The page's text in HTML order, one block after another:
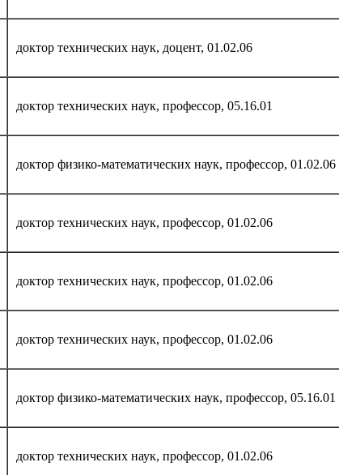
доктор технических наук, доцент, 01.02.06
доктор технических наук, профессор, 05.16.01
доктор физико-математических наук, профессор, 01.02.06
доктор технических наук, профессор, 01.02.06
доктор технических наук, профессор, 01.02.06
доктор технических наук, профессор, 01.02.06
доктор физико-математических наук, профессор, 05.16.01
доктор технических наук, профессор, 01.02.06